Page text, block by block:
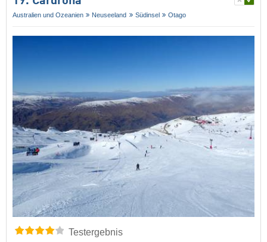
Australien und Ozeanien Neuseeland Südinsel Otago
Testergebnis